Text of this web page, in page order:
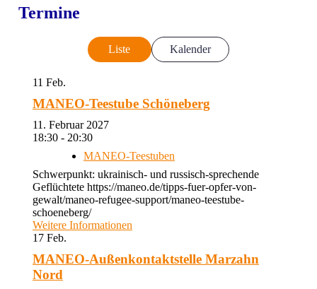
Termine
Liste Kalender
11 Feb.
MANEO-Teestube Schöneberg
11. Februar 2027
18:30 - 20:30
MANEO-Teestuben
Schwerpunkt: ukrainisch- und russisch-sprechende
Geflüchtete https://maneo.de/tipps-fuer-opfer-von-
gewalt/maneo-refugee-support/maneo-teestube-
schoeneberg/
Weitere Informationen
17 Feb.
MANEO-Außenkontaktstelle Marzahn
Nord